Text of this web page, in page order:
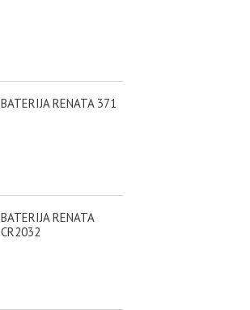
BATERIJA RENATA 371
BATERIJA RENATA
CR2032